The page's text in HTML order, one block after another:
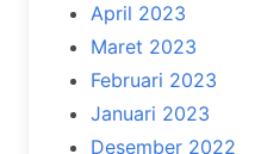
April 2023
Maret 2023
Februari 2023
Januari 2023
Desember 2022